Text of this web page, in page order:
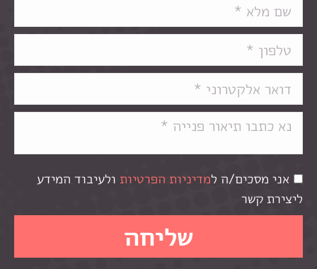
אני מסכים/ה למדיניות הפרטיות ולעיבוד המידע
ליצירת קשר